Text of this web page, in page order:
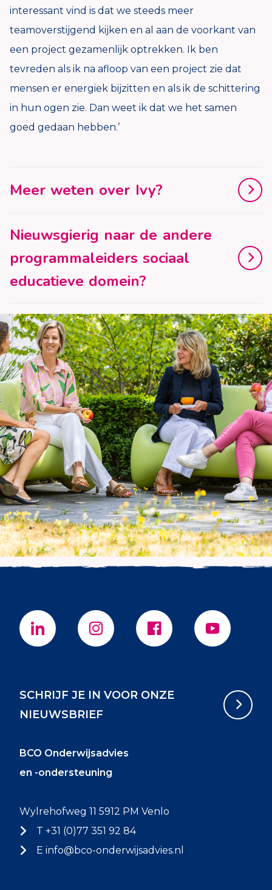
interessant vind is dat we steeds meer
teamoverstijgend kijken en al aan de voorkant van
een project gezamenlijk optrekken. Ik ben
tevreden als ik na afloop van een project zie dat
mensen er energiek bijzitten en als ik de schittering
in hun ogen zie. Dan weet ik dat we het samen
goed gedaan hebben.’
Meer weten over Ivy?
Nieuwsgierig naar de andere
programmaleiders sociaal
educatieve domein?
SCHRIJF JE IN VOOR ONZE
NIEUWSBRIEF
BCO Onderwijsadvies
en -ondersteuning
Wylrehofweg 11 5912 PM Venlo
T +31 (0)77 351 92 84
E info@bco-onderwijsadvies.nl